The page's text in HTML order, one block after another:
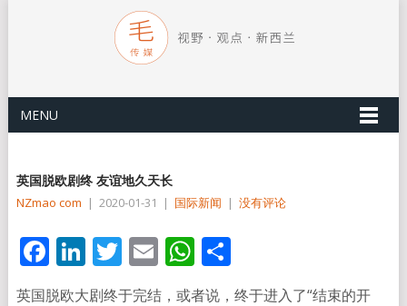
MENU
英国脱欧剧终 友谊地久天长
NZmao com | 2020-01-31 | 国际新闻 | 没有评论
Facebook
LinkedIn
Twitter
EmailWhatsApp
分
享
英国脱欧大剧终于完结，或者说，终于进入了“结束的开